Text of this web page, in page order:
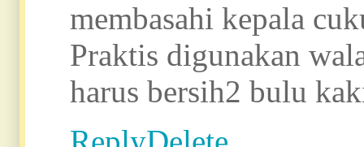
membasahi kepala
Praktis digunakan
harus bersih2 bulu